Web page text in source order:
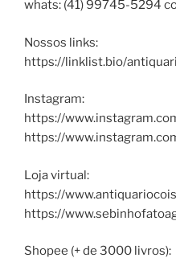
whats: (41) 99745-5294
Nossos links:
https://linklist.bio/
Instagram:
https://
https://
Loja virtual:
https://
https://
Shopee (+ de 3000 livros):